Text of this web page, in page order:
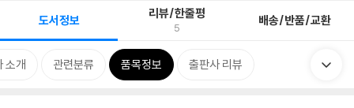
도서정보 리뷰/한줄평
5 배송/반품/교환
소개 관련분류 품목정보 출판사 리뷰